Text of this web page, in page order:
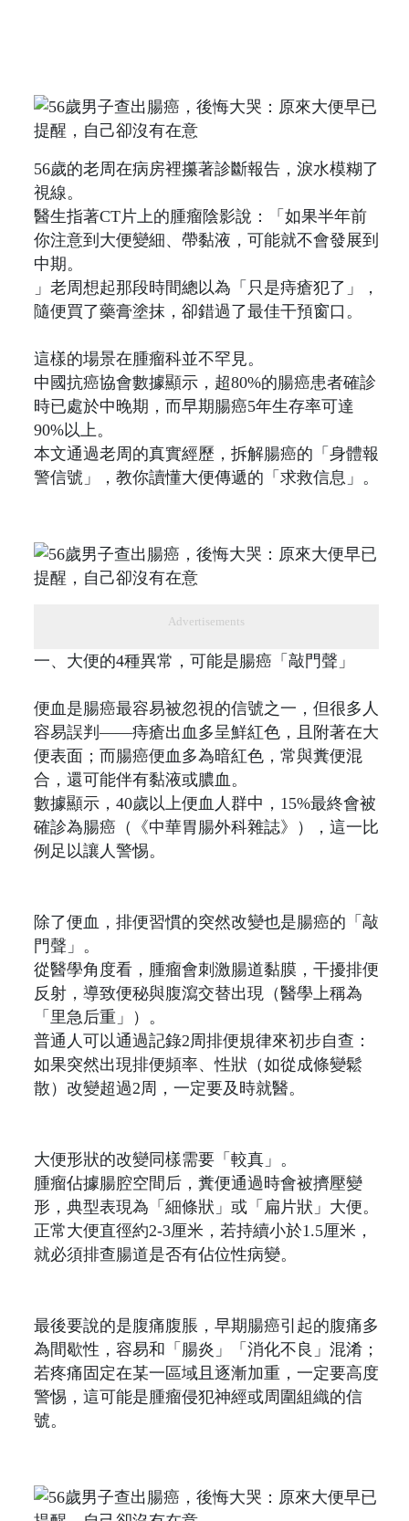
56歲的老周在病房裡攥著診斷報告，淚水模糊了
視線。
醫生指著CT片上的腫瘤陰影說：「如果半年前
你注意到大便變細、帶黏液，可能就不會發展到
中期。
」老周想起那段時間總以為「只是痔瘡犯了」，
隨便買了藥膏塗抹，卻錯過了最佳干預窗口。
這樣的場景在腫瘤科並不罕見。
中國抗癌協會數據顯示，超80%的腸癌患者確診
時已處於中晚期，而早期腸癌5年生存率可達
90%以上。
本文通過老周的真實經歷，拆解腸癌的「身體報
警信號」，教你讀懂大便傳遞的「求救信息」。
Advertisements
一、大便的4種異常，可能是腸癌「敲門聲」
便血是腸癌最容易被忽視的信號之一，但很多人
容易誤判——痔瘡出血多呈鮮紅色，且附著在大
便表面；而腸癌便血多為暗紅色，常與糞便混
合，還可能伴有黏液或膿血。
數據顯示，40歲以上便血人群中，15%最終會被
確診為腸癌（《中華胃腸外科雜誌》），這一比
例足以讓人警惕。
除了便血，排便習慣的突然改變也是腸癌的「敲
門聲」。
從醫學角度看，腫瘤會刺激腸道黏膜，干擾排便
反射，導致便秘與腹瀉交替出現（醫學上稱為
「里急后重」）。
普通人可以通過記錄2周排便規律來初步自查：
如果突然出現排便頻率、性狀（如從成條變鬆
散）改變超過2周，一定要及時就醫。
大便形狀的改變同樣需要「較真」。
腫瘤佔據腸腔空間后，糞便通過時會被擠壓變
形，典型表現為「細條狀」或「扁片狀」大便。
正常大便直徑約2-3厘米，若持續小於1.5厘米，
就必須排查腸道是否有佔位性病變。
最後要說的是腹痛腹脹，早期腸癌引起的腹痛多
為間歇性，容易和「腸炎」「消化不良」混淆；
若疼痛固定在某一區域且逐漸加重，一定要高度
警惕，這可能是腫瘤侵犯神經或周圍組織的信
號。